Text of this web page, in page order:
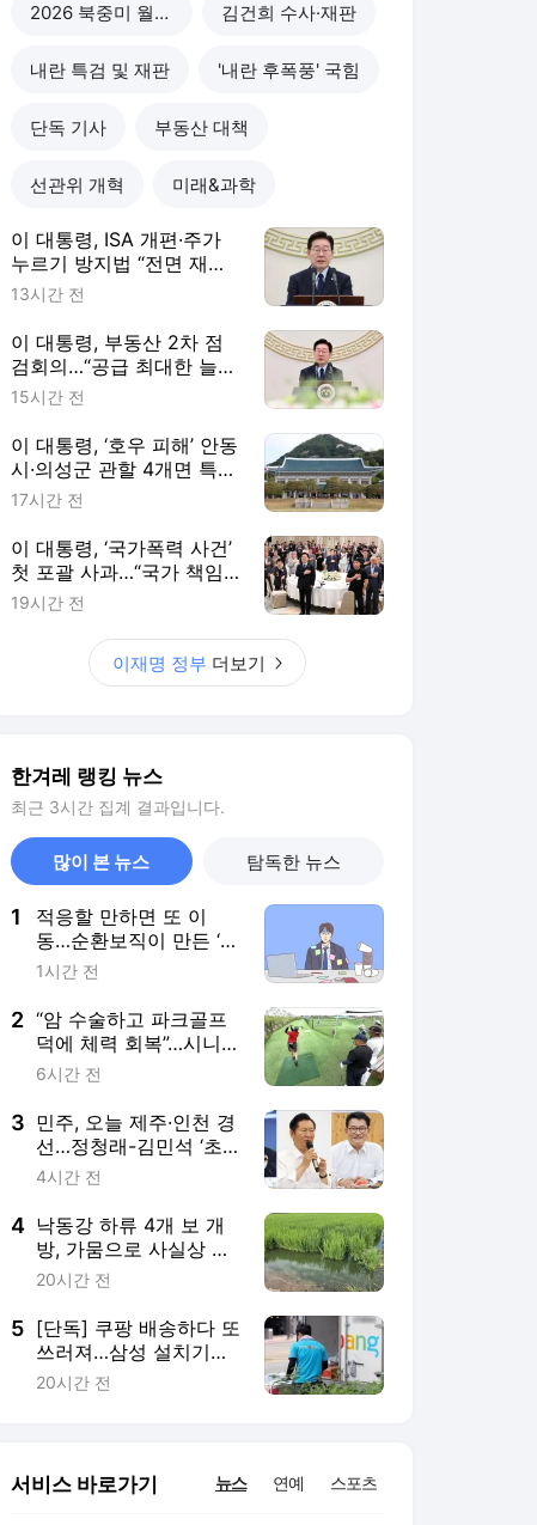
2026 북중미 월드컵 김건희 수사·재판
내란 특검 및 재판 '내란 후폭풍' 국힘
단독 기사 부동산 대책
선관위 개혁 미래&과학
이 대통령, ISA 개편·주가
누르기 방지법 “전면 재검
토“ 지시
13시간 전
이 대통령, 부동산 2차 점
검회의…“공급 최대한 늘리
고 시기도 앞당겨라”
15시간 전
이 대통령, ‘호우 피해’ 안동
시·의성군 관할 4개면 특별
재난지역 선포
17시간 전
이 대통령, ‘국가폭력 사건’
첫 포괄 사과…“국가 책임
에 유효기간 없다”
19시간 전
이재명 정부 더보기
한겨레 랭킹 뉴스
최근 3시간 집계 결과입니다.
많이 본 뉴스 탐독한 뉴스
1
적응할 만하면 또 이
동…순환보직이 만든 ‘번
아웃’ [.txt]
1시간 전
2 “암 수술하고 파크골프
덕에 체력 회복”…시니어
전신 운동으로 각광
6시간 전
3 민주, 오늘 제주·인천 경
선…정청래-김민석 ‘초
박빙’ 속 2차전
4시간 전
4 낙동강 하류 4개 보 개
방, 가뭄으로 사실상 실
패
20시간 전
5 [단독] 쿠팡 배송하다 또
쓰러져…삼성 설치기사
“땀냄새로 평점 깎아”
20시간 전
서비스 바로가기 뉴스 연예 스포츠